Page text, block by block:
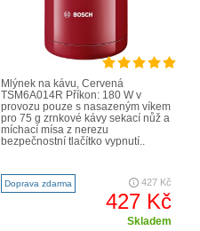
Mlýnek na kávu, Červená
TSM6A014R Příkon: 180 W v
provozu pouze s nasazeným víkem
pro 75 g zrnkové kávy sekací nůž a
míchací mísa z nerezu
bezpečnostní tlačítko vypnutí..
Doprava zdarma 427 Kč
427 Kč
Skladem